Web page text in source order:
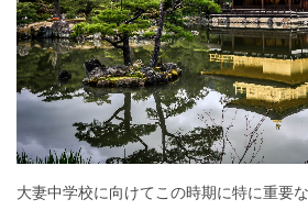
大妻中学校に向けてこの時期に特に重要